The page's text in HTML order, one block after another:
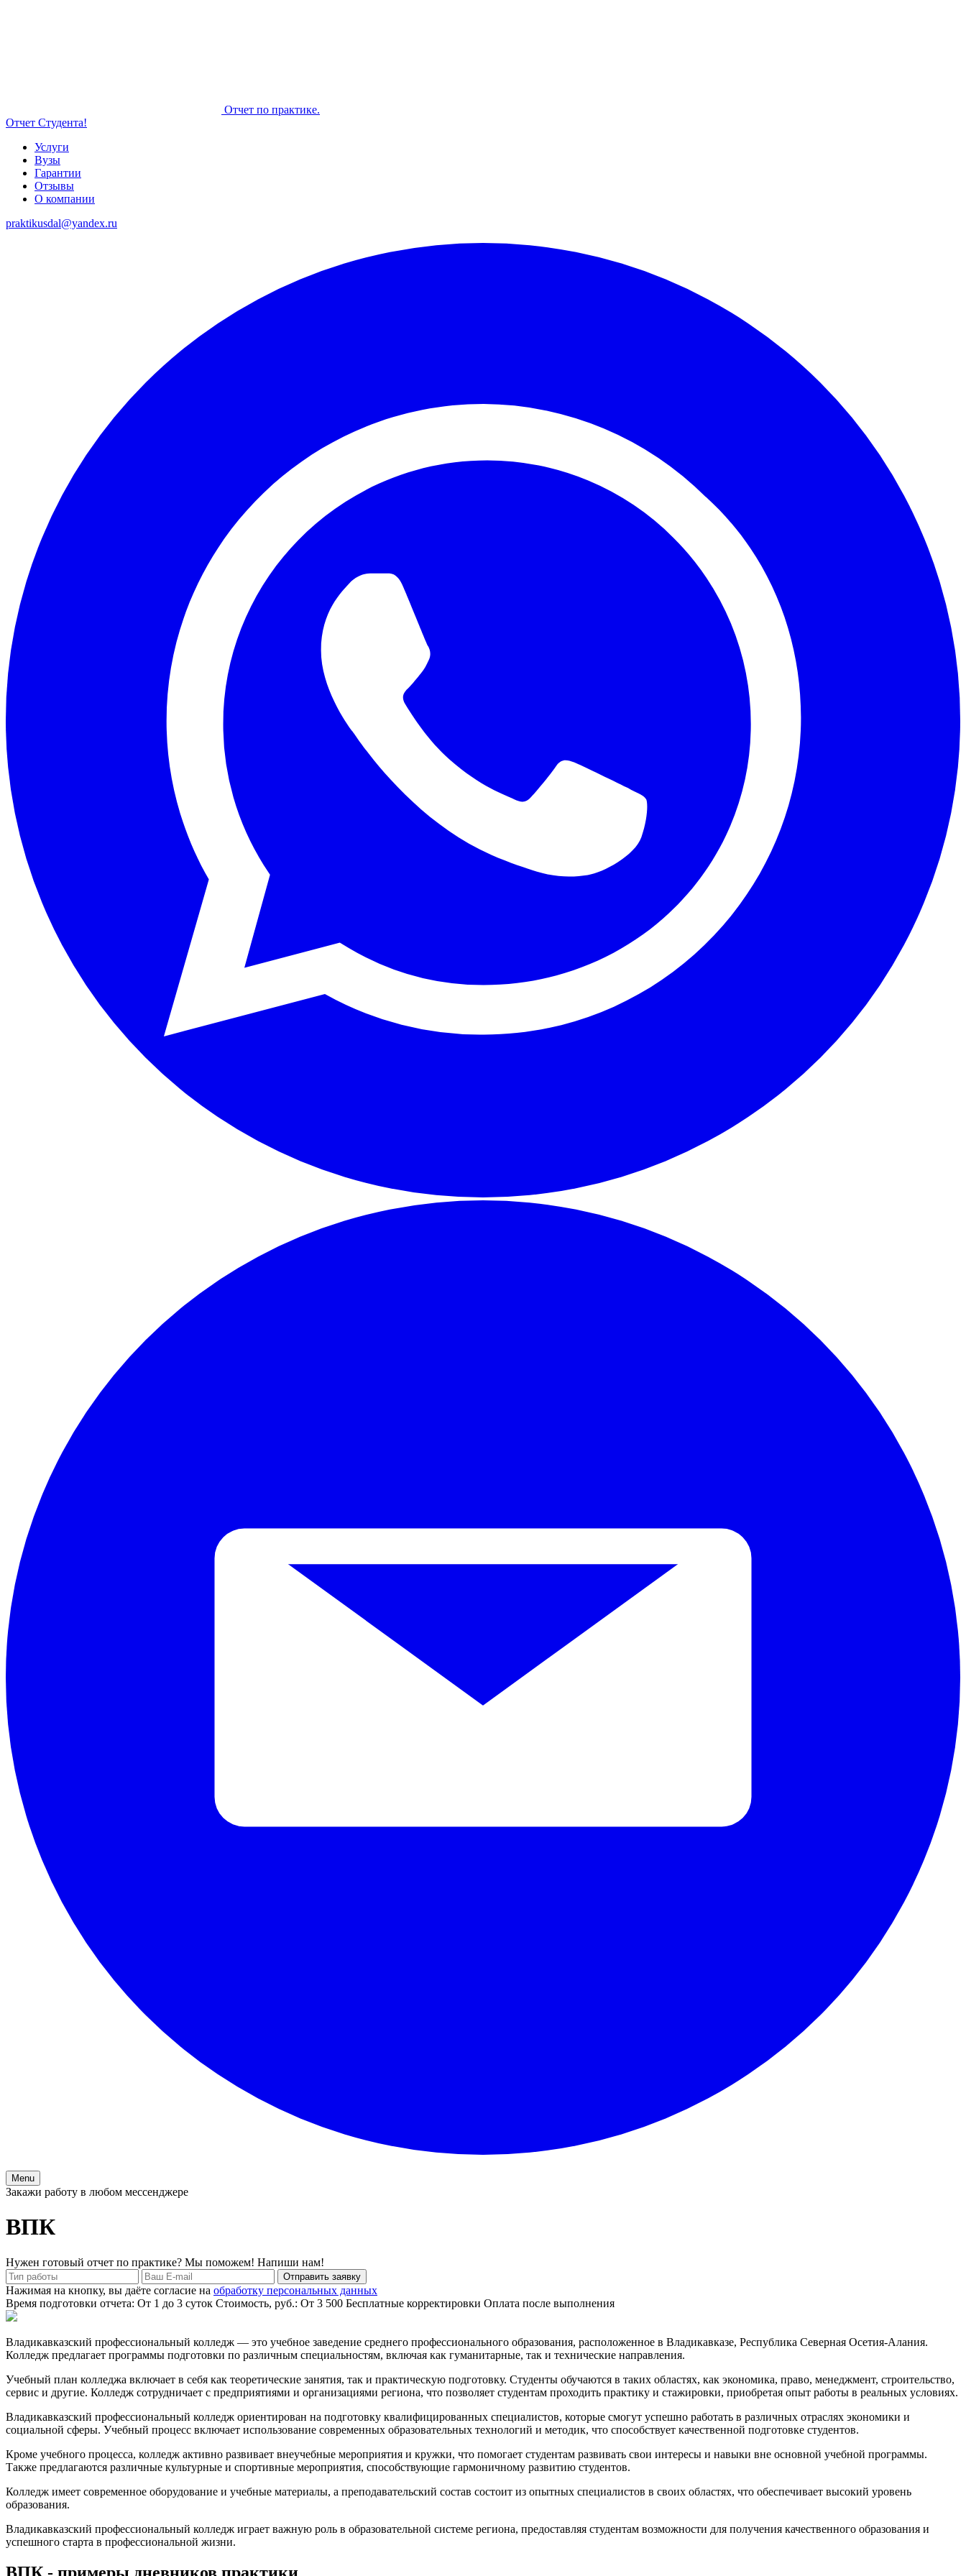
Отчет по практике.
Отчет Студента!
Услуги
Вузы
Гарантии
Отзывы
О компании
praktikusdal@yandex.ru
Menu
Закажи работу в любом мессенджере
ВПК
Нужен готовый отчет по практике? Мы поможем! Напиши нам!
Отправить заявку
Нажимая на кнопку, вы даёте согласие на обработку персональных данных
Время подготовки отчета: От 1 до 3 суток Стоимость, руб.: От 3 500 Бесплатные корректировки Оплата после выполнения
Владикавказский профессиональный колледж — это учебное заведение среднего профессионального образования, расположенное в Владикавказе, Республика Северная Осетия-Алания.
Колледж предлагает программы подготовки по различным специальностям, включая как гуманитарные, так и технические направления.
Учебный план колледжа включает в себя как теоретические занятия, так и практическую подготовку. Студенты обучаются в таких областях, как экономика, право, менеджмент, строительство,
сервис и другие. Колледж сотрудничает с предприятиями и организациями региона, что позволяет студентам проходить практику и стажировки, приобретая опыт работы в реальных условиях.
Владикавказский профессиональный колледж ориентирован на подготовку квалифицированных специалистов, которые смогут успешно работать в различных отраслях экономики и
социальной сферы. Учебный процесс включает использование современных образовательных технологий и методик, что способствует качественной подготовке студентов.
Кроме учебного процесса, колледж активно развивает внеучебные мероприятия и кружки, что помогает студентам развивать свои интересы и навыки вне основной учебной программы.
Также предлагаются различные культурные и спортивные мероприятия, способствующие гармоничному развитию студентов.
Колледж имеет современное оборудование и учебные материалы, а преподавательский состав состоит из опытных специалистов в своих областях, что обеспечивает высокий уровень
образования.
Владикавказский профессиональный колледж играет важную роль в образовательной системе региона, предоставляя студентам возможности для получения качественного образования и
успешного старта в профессиональной жизни.
ВПК - примеры дневников практики